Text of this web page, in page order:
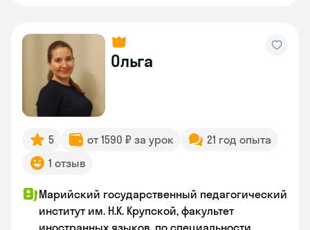
Ольга
5 от 1590 ₽ за урок
21 год опыта
1 отзыв
Марийский государственный педагогический
институт им. Н.К. Крупской, факультет
иностранных языков, по специальности